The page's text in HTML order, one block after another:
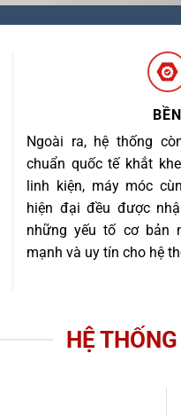
BỀN
Ngoài ra, hệ thống
chuẩn quốc tế khắt
linh kiện, máy móc
hiện đại đều được
những yếu tố cơ bản
mạnh và uy tín cho hệ
HỆ